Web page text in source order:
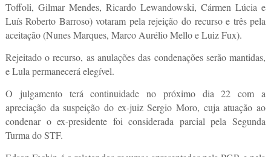
Toffoli, Gilmar Mendes, Ricardo Lewandowski, Cármen Lúcia e
Luís Roberto Barroso) votaram pela rejeição do recurso e três pela
aceitação (Nunes Marques, Marco Aurélio Mello e Luiz Fux).
Rejeitado o recurso, as anulações das condenações serão mantidas,
e Lula permanecerá elegível.
O julgamento terá continuidade no próximo dia 22 com a
apreciação da suspeição do ex-juiz Sergio Moro, cuja atuação ao
condenar o ex-presidente foi considerada parcial pela Segunda
Turma do STF.